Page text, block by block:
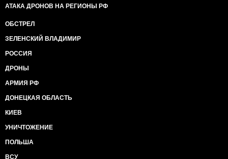
АТАКА ДРОНОВ НА РЕГИОНЫ РФ
ОБСТРЕЛ
ЗЕЛЕНСКИЙ ВЛАДИМИР
РОССИЯ
ДРОНЫ
АРМИЯ РФ
ДОНЕЦКАЯ ОБЛАСТЬ
КИЕВ
УНИЧТОЖЕНИЕ
ПОЛЬША
ВСУ